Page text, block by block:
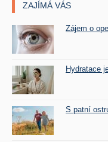
ZAJÍMÁ VÁS
Zájem o
Hydratace
S patní